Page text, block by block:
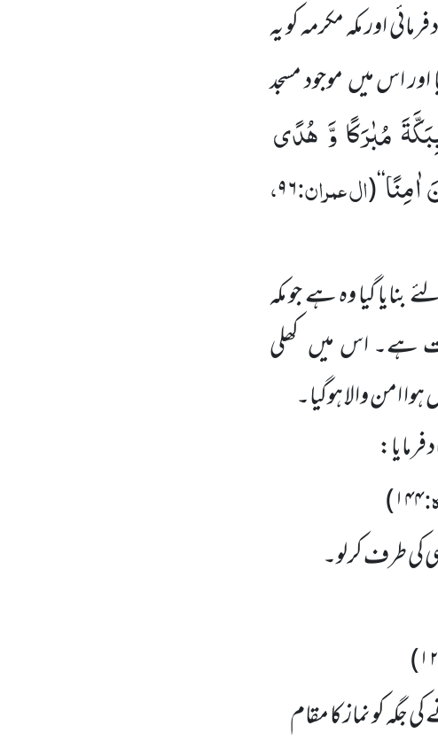
اور مکہ مکرمہ کو یہ
اس میں موجود مسجد
مُبٰرَكًا وَّ هُدًى
‘‘
(ال عمران:۹۶،
گیا وہ ہے جو مکہ
ہے۔ اس میں کھلی
امن والا ہوگیا۔
۱۴۴)
کی طرف کرلو۔
)
کو نماز کا مقام